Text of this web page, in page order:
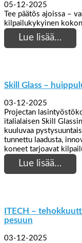
05-12-2025
Tee päätös ajoissa –
kilpailukykyinen
Lue lisää…
Skill Glass –
03-12-2025
Projectan
italialaisen Skill
kuuluvaa
tunnettu laadusta,
koneet tarjoavat
Lue lisää…
ITECH –
pesuun
03-12-2025